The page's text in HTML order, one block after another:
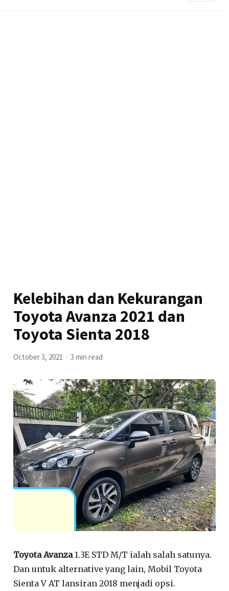
Kelebihan dan Kekurangan
Toyota Avanza 2021 dan
Toyota Sienta 2018
October 3, 2021 3 min read
Toyota Avanza1.3E STD M/T ialah salah satunya.
Dan untuk alternative yang lain, Mobil Toyota
Sienta V AT lansiran 2018 menjadi opsi.